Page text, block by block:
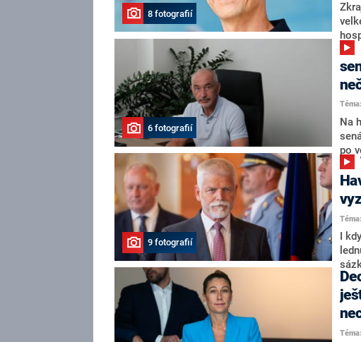
8 fotografií
6 fotografií
Na
po
9 fotografií
I